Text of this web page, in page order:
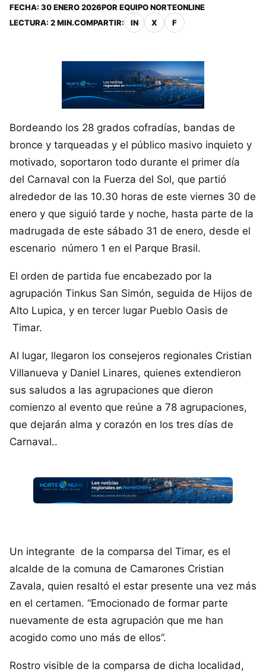
FECHA: 30 ENERO 2026POR EQUIPO NORTEONLINE
LECTURA: 2 MIN.COMPARTIR: IN X F
Bordeando los 28 grados cofradías, bandas de
bronce y tarqueadas y el público masivo inquieto y
motivado, soportaron todo durante el primer día
del Carnaval con la Fuerza del Sol, que partió
alrededor de las 10.30 horas de este viernes 30 de
enero y que siguió tarde y noche, hasta parte de la
madrugada de este sábado 31 de enero, desde el
escenario número 1 en el Parque Brasil.
El orden de partida fue encabezado por la
agrupación Tinkus San Simón, seguida de Hijos de
Alto Lupica, y en tercer lugar Pueblo Oasis de
Timar.
Al lugar, llegaron los consejeros regionales Cristian
Villanueva y Daniel Linares, quienes extendieron
sus saludos a las agrupaciones que dieron
comienzo al evento que reúne a 78 agrupaciones,
que dejarán alma y corazón en los tres días de
Carnaval..
Un integrante de la comparsa del Timar, es el
alcalde de la comuna de Camarones Cristian
Zavala, quien resaltó el estar presente una vez más
en el certamen. “Emocionado de formar parte
nuevamente de esta agrupación que me han
acogido como uno más de ellos”.
Rostro visible de la comparsa de dicha localidad,